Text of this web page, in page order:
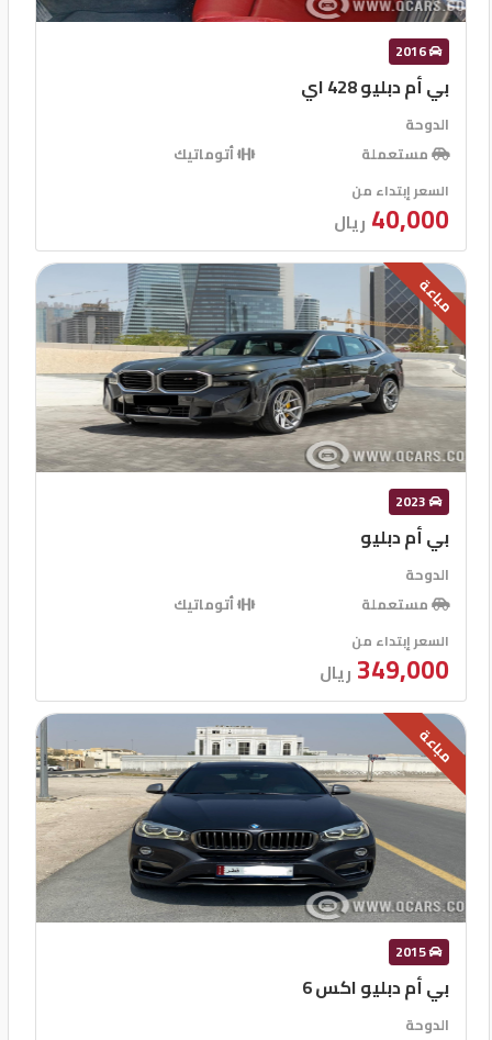
2016
بي أم دبليو 428 اي
الدوحة
مستعملة
أتوماتيك
السعر إبتداء من
40,000 ريال
مباعة
2023
بي أم دبليو
الدوحة
مستعملة
أتوماتيك
السعر إبتداء من
349,000 ريال
مباعة
2015
بي أم دبليو اكس 6
الدوحة